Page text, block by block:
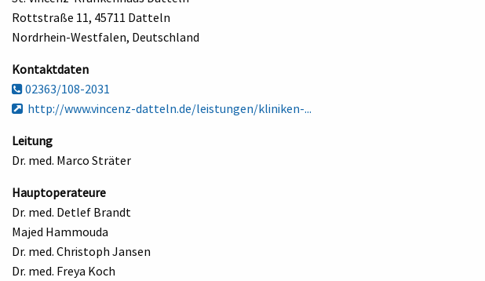
Rottstraße 11, 45711 Datteln
Nordrhein-Westfalen, Deutschland
Kontaktdaten
02363/108-2031
http://www.vincenz-datteln.de/leistungen/kliniken-...
Leitung
Dr. med. Marco Sträter
Hauptoperateure
Dr. med. Detlef Brandt
Majed Hammouda
Dr. med. Christoph Jansen
Dr. med. Freya Koch